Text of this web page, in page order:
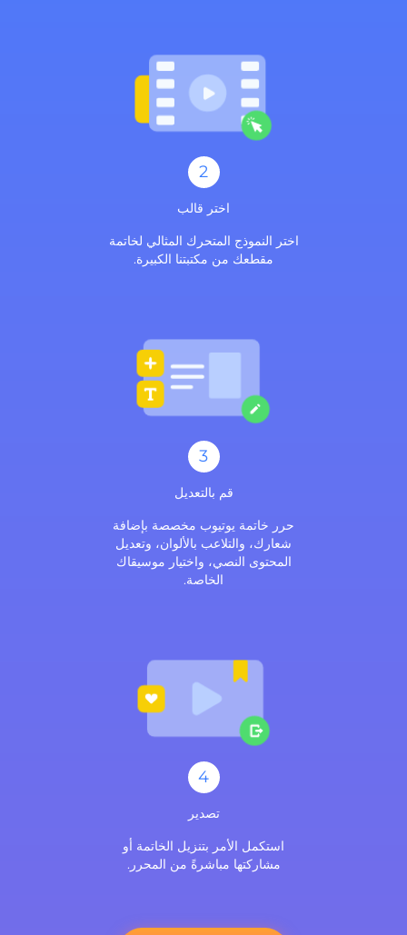
2
اختر قالب
اختر النموذج المتحرك المثالي لخاتمة
مقطعك من مكتبتنا الكبيرة.
3
قم بالتعديل
حرر خاتمة يوتيوب مخصصة بإضافة
شعارك، والتلاعب بالألوان، وتعديل
المحتوى النصي، واختيار موسيقاك
الخاصة.
4
تصدير
استكمل الأمر بتنزيل الخاتمة أو
مشاركتها مباشرةً من المحرر.